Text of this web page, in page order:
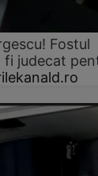
Fostul
fi judecat